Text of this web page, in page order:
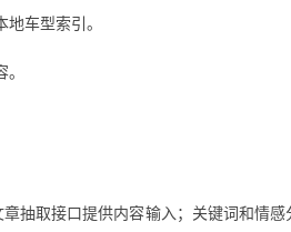
车型索引。
抽取接口提供内容输入；关键词和情